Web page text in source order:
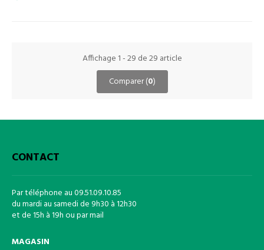
Affichage 1 - 29 de 29 article
Comparer (0)
CONTACT
Par téléphone au 09.51.09.10.85
du mardi au samedi de 9h30 à 12h30
et de 15h à 19h ou par mail
MAGASIN